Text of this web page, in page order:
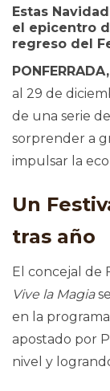
Estas
el epicentro
regreso del
al 29 de
de una serie
sorprender a
impulsar la
Un
tras año
El concejal de
Vive la Magia
en la
apostado por
nivel y